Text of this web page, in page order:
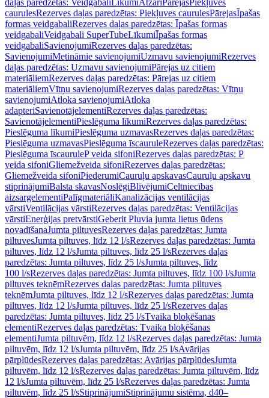
daļas paredzētas: Veidgabali LīkumiAtzari PārejasPiekļuves
caurulesRezerves daļas paredzētas: Piekļuves caurulesPārejasĪpašas
formas veidgabaliRezerves daļas paredzētas: Īpašas formas
veidgabaliVeidgabali SuperTubeLīkumiĪpašas formas
veidgabaliSavienojumiRezerves daļas paredzētas:
SavienojumiMetināmie savienojumiUzmavu savienojumiRezerves
daļas paredzētas: Uzmavu savienojumiPārejas uz citiem
materiāliemRezerves daļas paredzētas: Pārejas uz citiem
materiāliemVītņu savienojumiRezerves daļas paredzētas: Vītņu
savienojumiAtloka savienojumiAtloka
adapteriSavienotājelementiRezerves daļas paredzētas:
SavienotājelementiPieslēguma līkumiRezerves daļas paredzētas:
Pieslēguma līkumiPieslēguma uzmavasRezerves daļas paredzētas:
Pieslēguma uzmavasPieslēguma īscauruleRezerves daļas paredzētas:
Pieslēguma īscauruleP veida sifoniRezerves daļas paredzētas: P
veida sifoniGliemežveida sifoniRezerves daļas paredzētas:
Gliemežveida sifoniPiederumiCauruļu apskavasCauruļu apskavu
stiprinājumiBalsta skavasNoslēgiBlīvējumiCeltniecības
aizsargelementiPalīgmateriāliKanalizācijas ventilācijas
vārstiVentilācijas vārstiRezerves daļas paredzētas: Ventilācijas
vārstiEnerģijas pretvārstiGeberit Pluvia jumta lietus ūdens
novadīšanaJumta piltuvesRezerves daļas paredzētas: Jumta
piltuvesJumta piltuves, līdz 12 l/sRezerves daļas paredzētas: Jumta
piltuves, līdz 12 l/sJumta piltuves, līdz 25 l/sRezerves daļas
paredzētas: Jumta piltuves, līdz 25 l/sJumta piltuves, līdz
100 l/sRezerves daļas paredzētas: Jumta piltuves, līdz 100 l/sJumta
piltuves teknēmRezerves daļas paredzētas: Jumta piltuves
teknēmJumta piltuves, līdz 12 l/sRezerves daļas paredzētas: Jumta
piltuves, līdz 12 l/sJumta piltuves, līdz 25 l/sRezerves daļas
paredzētas: Jumta piltuves, līdz 25 l/sTvaika bloķēšanas
elementiRezerves daļas paredzētas: Tvaika bloķēšanas
elementiJumta piltuvēm, līdz 12 l/sRezerves daļas paredzētas: Jumta
piltuvēm, līdz 12 l/sJumta piltuvēm, līdz 25 l/sAvārijas
pārplūdesRezerves daļas paredzētas: Avārijas pārplūdesJumta
piltuvēm, līdz 12 l/sRezerves daļas paredzētas: Jumta piltuvēm, līdz
12 l/sJumta piltuvēm, līdz 25 l/sRezerves daļas paredzētas: Jumta
piltuvēm, līdz 25 l/sStiprinājumiStiprinājumu sistēma, d40–